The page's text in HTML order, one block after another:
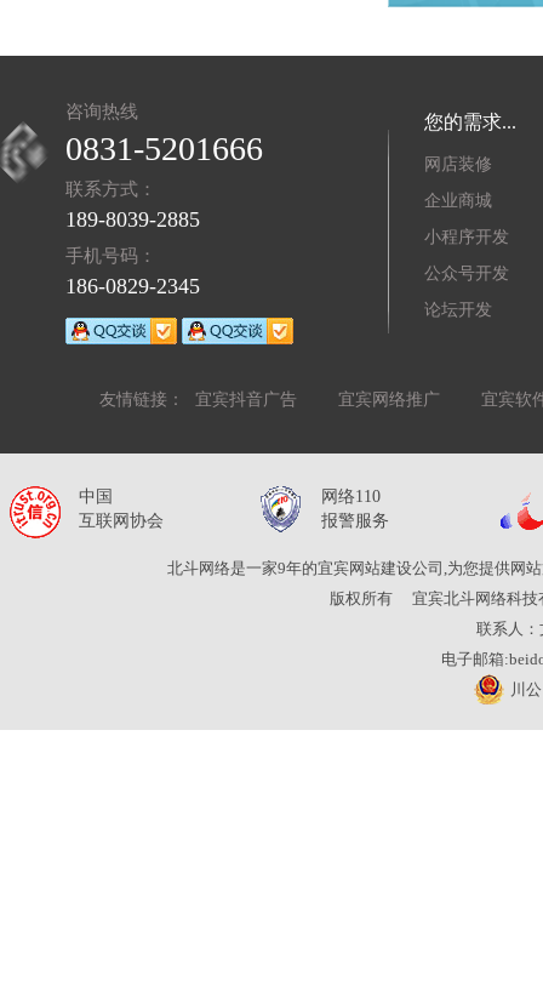
咨询热线
0831-5201666
联系方式：
189-8039-2885
手机号码：
186-0829-2345
您的需求...
网店装修
企业商城
小程序开发
公众号开发
论坛开发
友情链接： 宜宾抖音广告 宜宾网络推广 宜宾软
中国
互联网协会
网络110
报警服务
北斗网络是一家9年的宜宾网站建设公司,为您提供网
版权所有
宜宾北斗网络科技
联系人：
电子邮箱
川